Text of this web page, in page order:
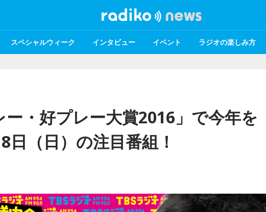
スペシャルウィーク インタビュー イベント ラジオの楽しみ方
・好プレー大賞2016」で今年を
（日）の注目番組！